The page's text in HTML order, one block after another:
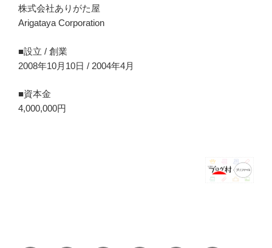
株式会社ありがた屋
Arigataya Corporation
■設立 / 創業
2008年10月10日 / 2004年4月
■資本金
4,000,000円